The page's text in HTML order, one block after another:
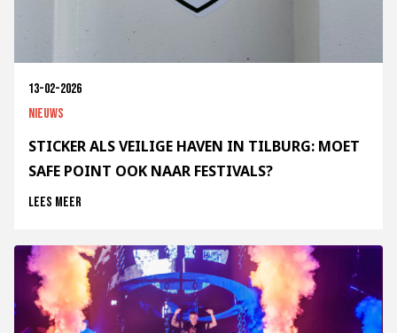
13-02-2026
Nieuws
STICKER ALS VEILIGE HAVEN IN TILBURG: MOET
SAFE POINT OOK NAAR FESTIVALS?
Lees meer